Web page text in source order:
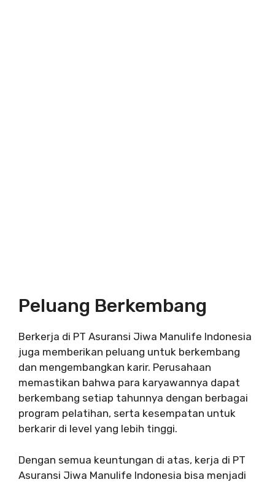
Peluang Berkembang
Berkerja di PT Asuransi Jiwa Manulife Indonesia
juga memberikan peluang untuk berkembang
dan mengembangkan karir. Perusahaan
memastikan bahwa para karyawannya dapat
berkembang setiap tahunnya dengan berbagai
program pelatihan, serta kesempatan untuk
berkarir di level yang lebih tinggi.
Dengan semua keuntungan di atas, kerja di PT
Asuransi Jiwa Manulife Indonesia bisa menjadi